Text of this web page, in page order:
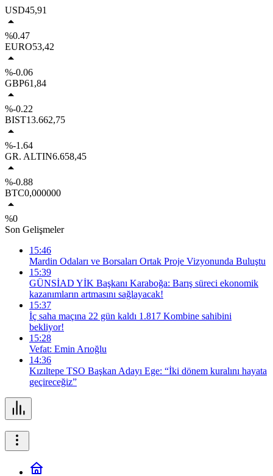
USD45,91
%0.47
EURO53,42
%-0.06
GBP61,84
%-0.22
BIST13.662,75
%-1.64
GR. ALTIN6.658,45
%-0.88
BTC0,000000
%0
Son Gelişmeler
15:46
Mardin Odaları ve Borsaları Ortak Proje Vizyonunda Buluştu
15:39
GÜNSİAD YİK Başkanı Karaboğa: Barış süreci ekonomik
kazanımların artmasını sağlayacak!
15:37
İç saha maçına 22 gün kaldı 1.817 Kombine sahibini
bekliyor!
15:28
Vefat: Emin Arıoğlu
14:36
Kızıltepe TSO Başkan Adayı Ege: “İki dönem kuralını hayata
geçireceğiz”